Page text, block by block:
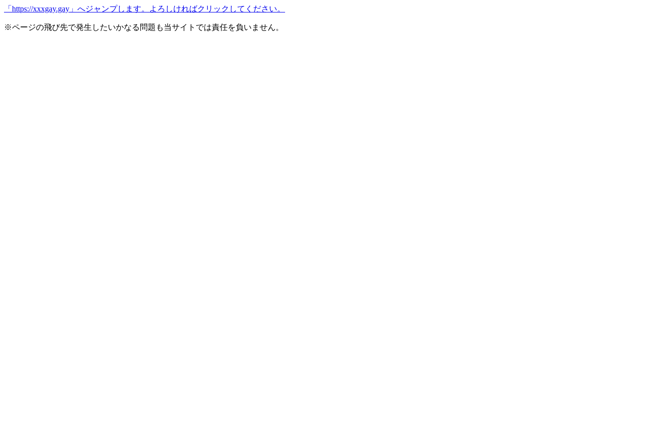
「https://xxxgay.gay」へジャンプします。よろしければクリックしてください。
※ページの飛び先で発生したいかなる問題も当サイトでは責任を負いません。